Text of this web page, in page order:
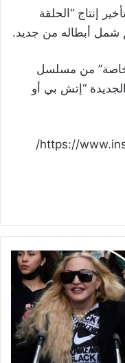
إنتاج “الحلقة
شمل أبطاله من جديد.
من مسلسل
“إتش بي أو
https://